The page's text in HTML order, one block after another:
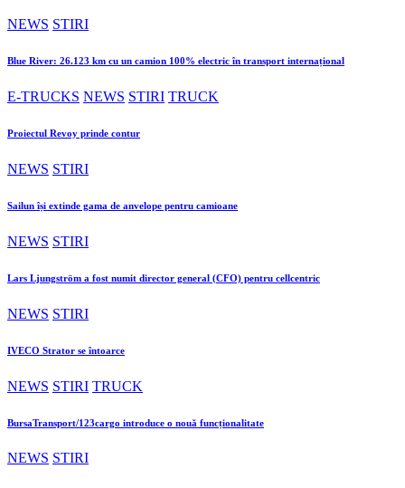
NEWS STIRI
Blue River: 26.123 km cu un camion 100% electric în transport internațional
E-TRUCKS NEWS STIRI TRUCK
Proiectul Revoy prinde contur
NEWS STIRI
Sailun își extinde gama de anvelope pentru camioane
NEWS STIRI
Lars Ljungström a fost numit director general (CFO) pentru cellcentric
NEWS STIRI
IVECO Strator se întoarce
NEWS STIRI TRUCK
BursaTransport/123cargo introduce o nouă funcționalitate
NEWS STIRI